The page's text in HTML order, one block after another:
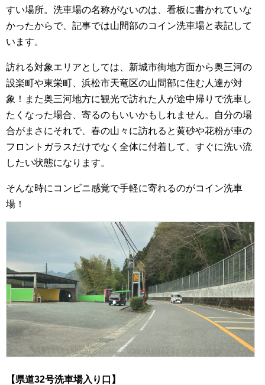
すい場所。洗車場の名称がないのは、看板に書かれていな
かったからで、記事では山間部のコイン洗車場と表記して
います。
訪れる対象エリアとしては、新城市街地方面から奥三河の
設楽町や東栄町、浜松市天竜区の山間部に住む人達が対
象！また奥三河地方に観光で訪れた人が途中帰りで洗車し
たくなった場合、寄るのもいいかもしれません。自分の場
合がまさにそれで、春の山々に訪れると黄砂や花粉が車の
フロントガラスだけでなく全体に付着して、すぐに洗い流
したい状態になります。
そんな時にコンビニ感覚で手軽に寄れるのがコイン洗車
場！
【県道32号洗車場入り口】